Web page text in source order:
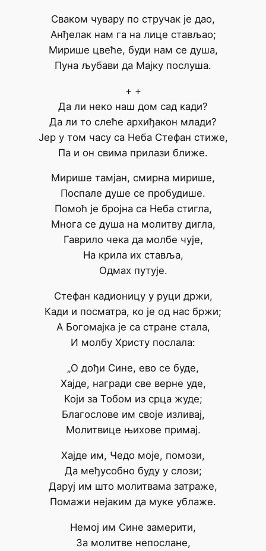
Сваком чувару по стручак је дао,
Анђелак нам га на лице стављао;
Мирише цвеће, буди нам се душа,
Пуна љубави да Мајку послуша.
+ +
Да ли неко наш дом сад кади?
Да ли то слеће архиђакон млади?
Јер у том часу са Неба Стефан стиже,
Па и он свима прилази ближе.
Мирише тамјан, смирна мирише,
Поспале душе се пробудише.
Помоћ је бројна са Неба стигла,
Многа се душа на молитву дигла,
Гаврило чека да молбе чује,
На крила их ставља,
Одмах путује.
Стефан кадионицу у руци држи,
Кади и посматра, ко је од нас бржи;
А Богомајка је са стране стала,
И молбу Христу послала:
„О дођи Сине, ево се буде,
Хајде, награди све верне уде,
Који за Тобом из срца жуде;
Благослове им своје изливај,
Молитвице њихове примај.
Хајде им, Чедо моје, помози,
Да међусобно буду у слози;
Даруј им што молитвама затраже,
Помажи нејаким да муке ублаже.
Немој им Сине замерити,
За молитве непослане,